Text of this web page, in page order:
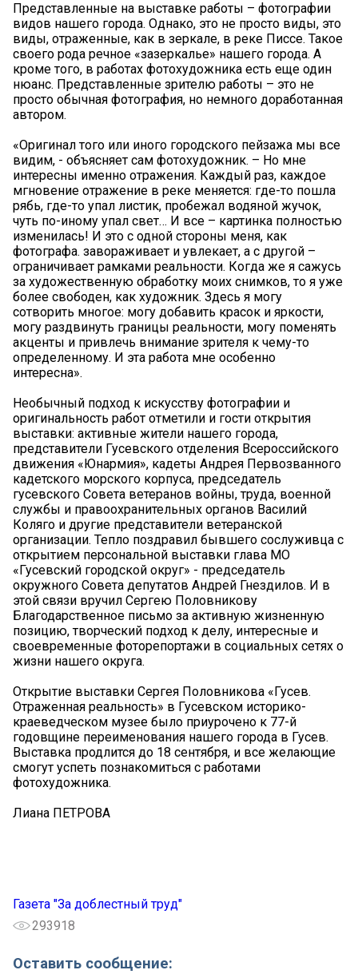
Представленные на выставке работы – фотографии
видов нашего города. Однако, это не просто виды, это
виды, отраженные, как в зеркале, в реке Писсе. Такое
своего рода речное «зазеркалье» нашего города. А
кроме того, в работах фотохудожника есть еще один
нюанс. Представленные зрителю работы – это не
просто обычная фотография, но немного доработанная
автором.
«Оригинал того или иного городского пейзажа мы все
видим, - объясняет сам фотохудожник. – Но мне
интересны именно отражения. Каждый раз, каждое
мгновение отражение в реке меняется: где-то пошла
рябь, где-то упал листик, пробежал водяной жучок,
чуть по-иному упал свет… И все – картинка полностью
изменилась! И это с одной стороны меня, как
фотографа. завораживает и увлекает, а с другой –
ограничивает рамками реальности. Когда же я сажусь
за художественную обработку моих снимков, то я уже
более свободен, как художник. Здесь я могу
сотворить многое: могу добавить красок и яркости,
могу раздвинуть границы реальности, могу поменять
акценты и привлечь внимание зрителя к чему-то
определенному. И эта работа мне особенно
интересна».
Необычный подход к искусству фотографии и
оригинальность работ отметили и гости открытия
выставки: активные жители нашего города,
представители Гусевского отделения Всероссийского
движения «Юнармия», кадеты Андрея Первозванного
кадетского морского корпуса, председатель
гусевского Совета ветеранов войны, труда, военной
службы и правоохранительных органов Василий
Коляго и другие представители ветеранской
организации. Тепло поздравил бывшего сослуживца с
открытием персональной выставки глава МО
«Гусевский городской округ» - председатель
окружного Совета депутатов Андрей Гнездилов. И в
этой связи вручил Сергею Половникову
Благодарственное письмо за активную жизненную
позицию, творческий подход к делу, интересные и
своевременные фоторепортажи в социальных сетях о
жизни нашего округа.
Открытие выставки Сергея Половникова «Гусев.
Отраженная реальность» в Гусевском историко-
краеведческом музее было приурочено к 77-й
годовщине переименования нашего города в Гусев.
Выставка продлится до 18 сентября, и все желающие
смогут успеть познакомиться с работами
фотохудожника.
Лиана ПЕТРОВА
Газета "За доблестный труд"
293918
Оставить сообщение: